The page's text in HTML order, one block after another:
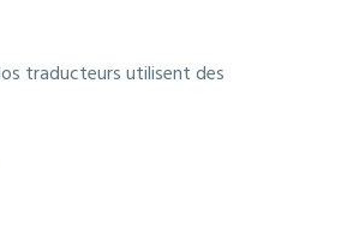
traducteurs utilisent des